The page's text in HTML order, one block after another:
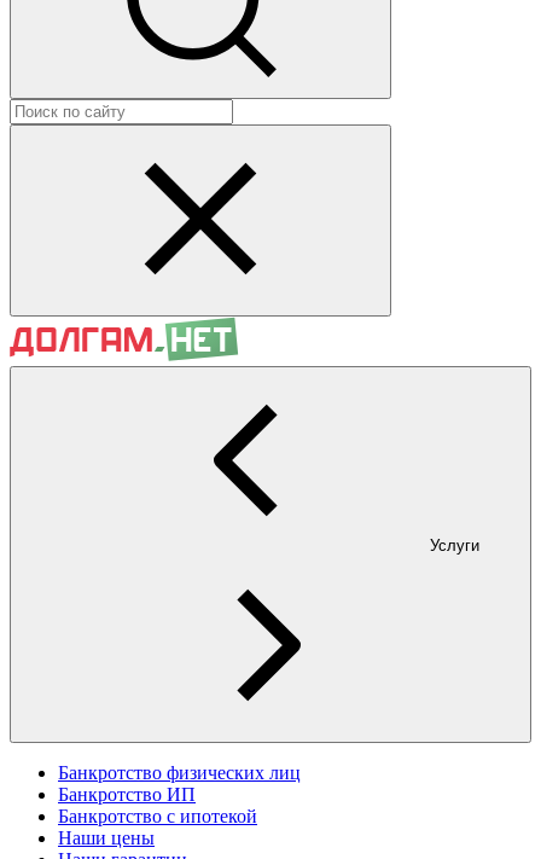
Услуги
Банкротство физических лиц
Банкротство ИП
Банкротство с ипотекой
Наши цены